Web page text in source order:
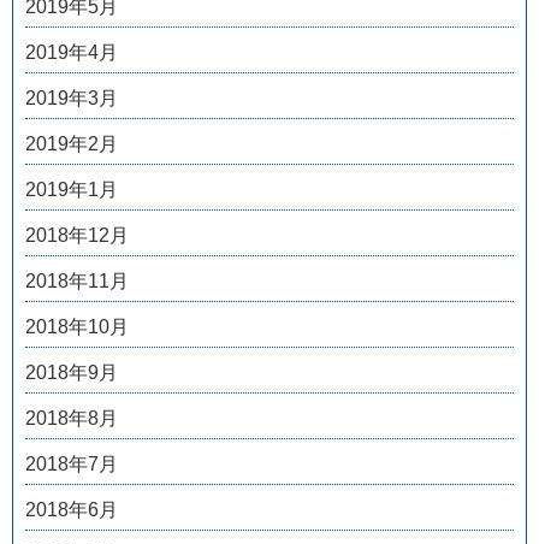
2019年5月
2019年4月
2019年3月
2019年2月
2019年1月
2018年12月
2018年11月
2018年10月
2018年9月
2018年8月
2018年7月
2018年6月